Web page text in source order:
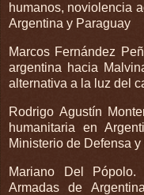
humanos, noviolencia
Argentina y Paraguay
Marcos Fernández
argentina hacia
alternativa a la luz del
Rodrigo Agustín
humanitaria en
Ministerio de Defensa
Mariano Del
Armadas de